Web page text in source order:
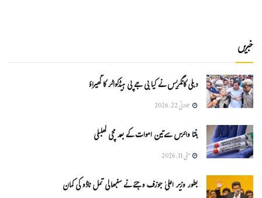
خبریں
دہلی کانگریس نے کیا بی جے پی ہیڈکواٹر کا گھیراؤ
جولائی 22, 2026
ہنتا وائرس سےتین اموات کے بعد مچی کھلبلی
مئی 11, 2026
بطور وزیر اعلیٰ جوزف وجئے نے سنبھالی تمل ناڈو کی کمان